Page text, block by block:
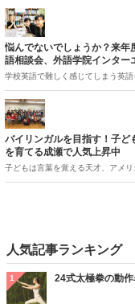
悩んでないでしょうか？来年
語相談会、外語学院インター
学校英語で難しく感じてしまう英
バイリンガルを目指す！子
を育てる成瀬で人気上昇中
子どもは言葉を覚える天才、アメ
人気記事ランキング
1 24式太極拳の動